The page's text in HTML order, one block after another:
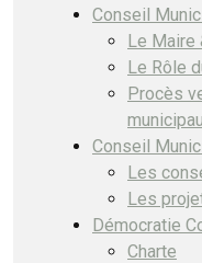
Conseil
Le Maire
Le Rôle
Procès
Conseil
Les
Les
Démocratie
Charte